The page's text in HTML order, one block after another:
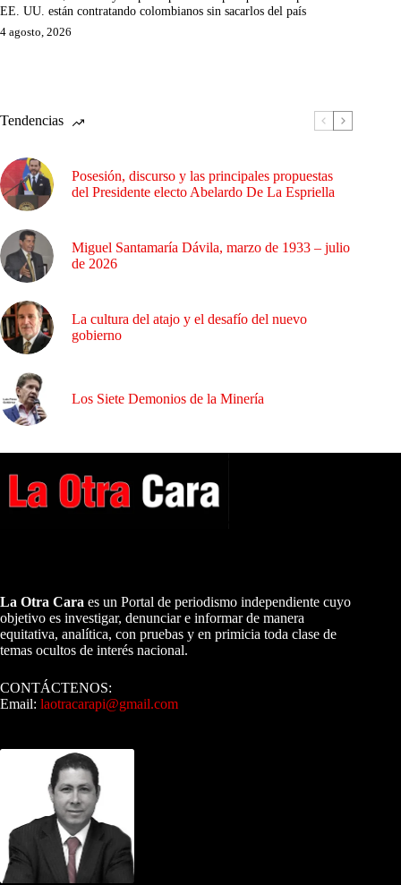
EE. UU. están contratando colombianos sin sacarlos del país
4 agosto, 2026
Tendencias
Posesión, discurso y las principales propuestas
del Presidente electo Abelardo De La Espriella
Miguel Santamaría Dávila, marzo de 1933 – julio
de 2026
La cultura del atajo y el desafío del nuevo
gobierno
Los Siete Demonios de la Minería
La Otra Cara es un Portal de periodismo independiente cuyo
objetivo es investigar, denunciar e informar de manera
equitativa, analítica, con pruebas y en primicia toda clase de
temas ocultos de interés nacional.
CONTÁCTENOS:
Email: laotracarapi@gmail.com